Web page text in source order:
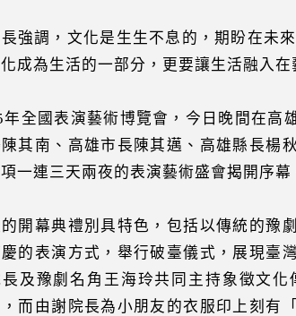
強調，文化是生生不息的，期盼在未
成為生活的一部分，更要讓生活融入在
年全國表演藝術博覽會，今日晚間在高
其南、高雄市長陳其邁、高雄縣長楊
一連三天兩夜的表演藝術盛會揭開序幕
開幕典禮別具特色，包括以傳統的豫
的表演方式，舉行破臺儀式，展現臺
及豫劇名角王海玲共同主持象徵文
而由謝院長為小朋友的衣服印上刻有